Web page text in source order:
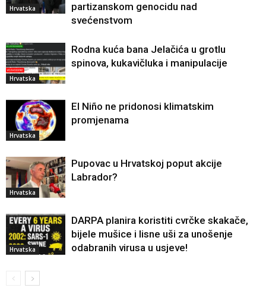
Hrvatska
partizanskom genocidu nad
svećenstvom
Hrvatska
Rodna kuća bana Jelačića u grotlu
spinova, kukavičluka i manipulacije
Hrvatska
El Niño ne pridonosi klimatskim
promjenama
Hrvatska
Pupovac u Hrvatskoj poput akcije
Labrador?
Hrvatska
DARPA planira koristiti cvrčke skakače,
bijele mušice i lisne uši za unošenje
odabranih virusa u usjeve!